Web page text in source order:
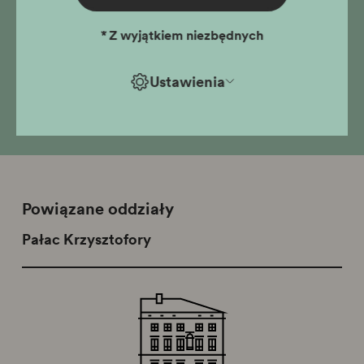
Ustawienia
*Z wyjątkiem niezbędnych
skacząc do Wisły, przekształca się w istotę wodną, która
i duch Wisły, tka sieci – nie tylko te materialne, ale i
snując wizje przyszłości.
Powiązane oddziały
Pałac Krzysztofory